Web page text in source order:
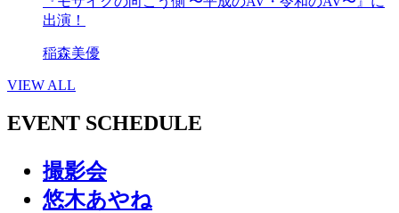
出演！
稲森美優
VIEW ALL
EVENT SCHEDULE
撮影会
悠木あやね